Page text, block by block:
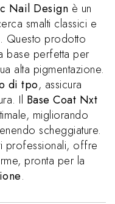
Nail Design è un
smalti classici e
Questo prodotto
base perfetta per
alta pigmentazione.
di tpo, assicura
Il Base Coat Nxt
migliorando
scheggiature.
professionali, offre
pronta per la
.